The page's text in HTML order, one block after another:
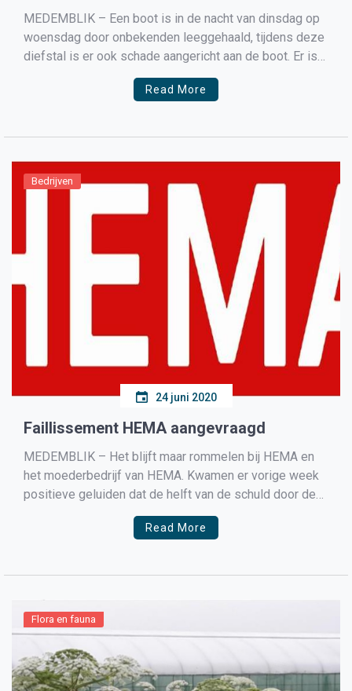
MEDEMBLIK – Een boot is in de nacht van dinsdag op
woensdag door onbekenden leeggehaald, tijdens deze
diefstal is er ook schade aangericht aan de boot. Er is
o.a. gereedschap gestolen en tanks. Eigenaar Sicco
Regeling beloofd een beloning uit voor de gouden tip.
Read More
Bedrijven
24 juni 2020
Faillissement HEMA aangevraagd
MEDEMBLIK – Het blijft maar rommelen bij HEMA en
het moederbedrijf van HEMA. Kwamen er vorige week
positieve geluiden dat de helft van de schuld door de
schuldeisers was kwijtgescholden in ruil voor de
aandelen, nu blijkt dat 54 miljoen euro die vorige week
Read More
Flora en fauna